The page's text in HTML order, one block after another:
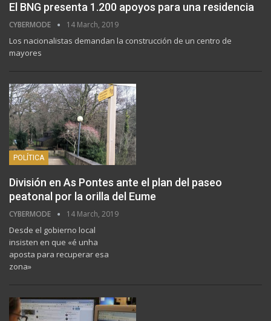
El BNG presenta 1.200 apoyos para una residencia
CYBERMODE 14 March, 2019
Los nacionalistas demandan la construcción de un centro de
mayores
POLÍTICA
División en As Pontes ante el plan del paseo
peatonal por la orilla del Eume
CYBERMODE 14 March, 2019
Desde el gobierno local
insisten en que «é unha
aposta para recuperar esa
zona»